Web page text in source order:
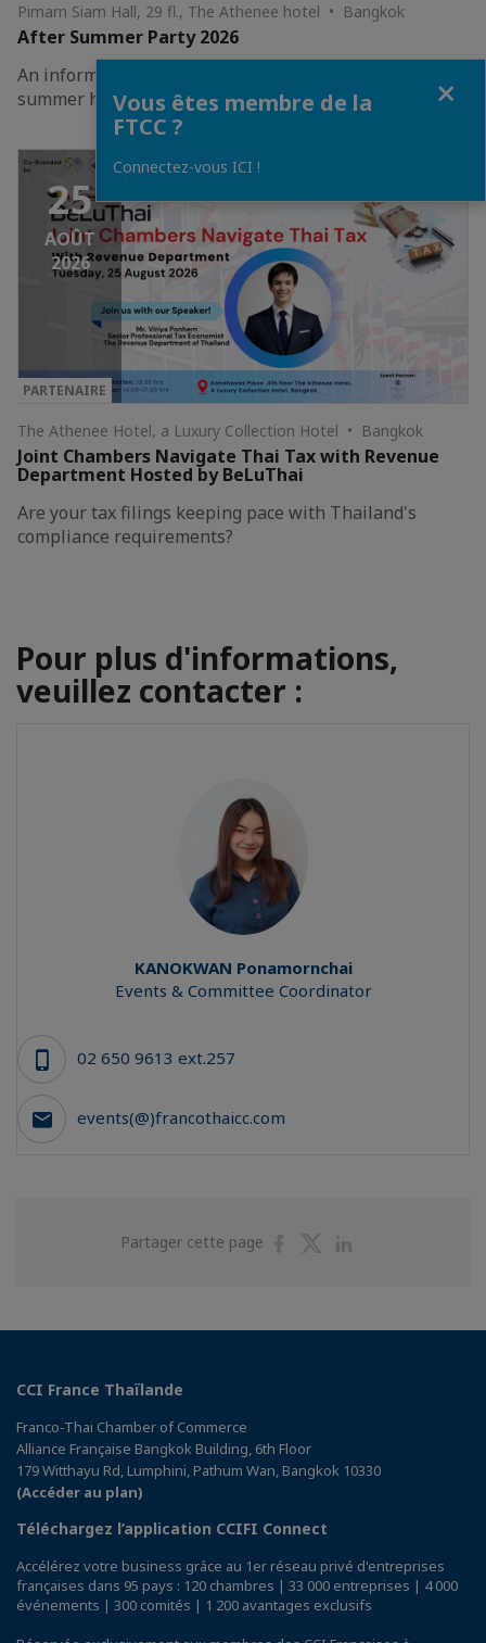
Pimarn Siam Hall, 29 fl., The Athenee hotel • Bangkok
After Summer Party 2026
An informal networking to reconnect after a happy
summer holiday!
25
AOÛT
2026
PARTENAIRE
The Athenee Hotel, a Luxury Collection Hotel • Bangkok
Joint Chambers Navigate Thai Tax with Revenue
Department Hosted by BeLuThai
Are your tax filings keeping pace with Thailand's
compliance requirements?
Pour plus d'informations,
veuillez contacter :
KANOKWAN Ponamornchai
Events & Committee Coordinator
02 650 9613 ext.257
events(@)francothaicc.com
Partager cette page
PartagerPartager
CCI France Thaïlande
Franco-Thai Chamber of Commerce
Alliance Française Bangkok Building, 6th Floor
179 Witthayu Rd, Lumphini, Pathum Wan, Bangkok 10330
(Accéder au plan)
Téléchargez l’application CCIFI Connect
Accélérez votre business grâce au 1er réseau privé d'entreprises
françaises dans 95 pays : 120 chambres | 33 000 entreprises | 4 000
événements | 300 comités | 1 200 avantages exclusifs
Vous êtes membre de la
FTCC ?
Connectez-vous ICI !